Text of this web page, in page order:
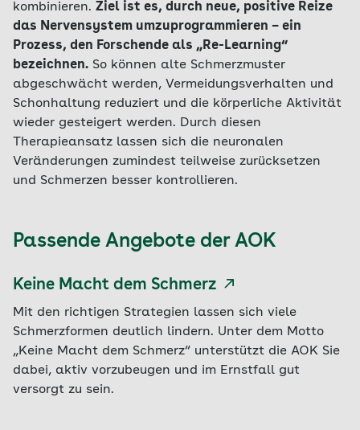
kombinieren. Ziel ist es, durch neue, positive Reize
das Nervensystem umzuprogrammieren – ein
Prozess, den Forschende als „Re-Learning“
bezeichnen. So können alte Schmerzmuster
abgeschwächt werden, Vermeidungsverhalten und
Schonhaltung reduziert und die körperliche Aktivität
wieder gesteigert werden. Durch diesen
Therapieansatz lassen sich die neuronalen
Veränderungen zumindest teilweise zurücksetzen
und Schmerzen besser kontrollieren.
Passende Angebote der AOK
Keine Macht dem Schmerz
Mit den richtigen Strategien lassen sich viele
Schmerzformen deutlich lindern. Unter dem Motto
„Keine Macht dem Schmerz“ unterstützt die AOK Sie
dabei, aktiv vorzubeugen und im Ernstfall gut
versorgt zu sein.